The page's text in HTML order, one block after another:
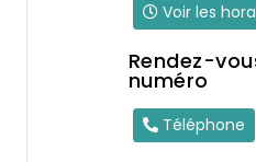
Voir les
Rendez-
numéro
Téléphone